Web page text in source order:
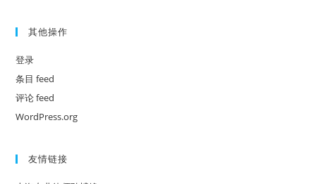
其他操作
登录
条目 feed
评论 feed
WordPress.org
友情链接